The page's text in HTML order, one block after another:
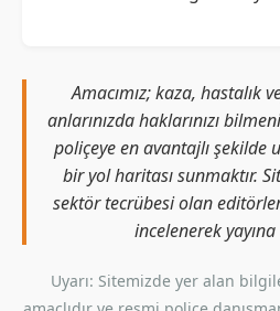
Amacımız; kaza, hastalık
anlarınızda haklarınızı
poliçeye en avantajlı şekilde
bir yol haritası sunmaktır.
sektör tecrübesi olan
incelenerek yayına
Uyarı: Sitemizde yer alan